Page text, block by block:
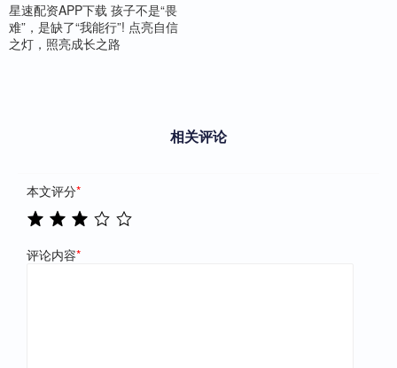
星速配资APP下载 孩子不是“畏
难”，是缺了“我能行”! 点亮自信
之灯，照亮成长之路
相关评论
本文评分*
评论内容*